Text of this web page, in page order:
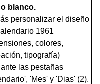
blanco.
personalizar el diseño
1961
colores,
tipografía)
las pestañas
'Mes' y 'Dias' (2).